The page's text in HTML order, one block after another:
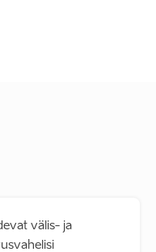
välis- ja